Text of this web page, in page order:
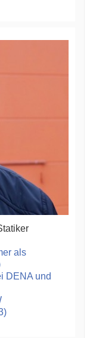
als
DENA und